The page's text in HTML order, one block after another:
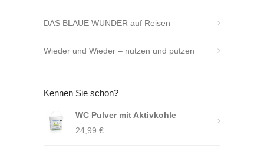
DAS BLAUE WUNDER auf Reisen
Wieder und Wieder – nutzen und putzen
Kennen Sie schon?
WC Pulver mit Aktivkohle
24,99 €